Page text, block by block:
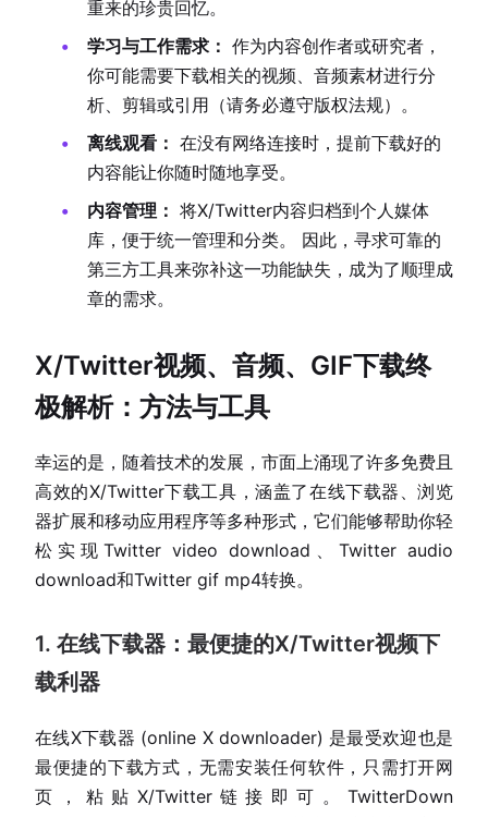
重来的珍贵回忆。
学习与工作需求： 作为内容创作者或研究者，
你可能需要下载相关的视频、音频素材进行分
析、剪辑或引用（请务必遵守版权法规）。
离线观看： 在没有网络连接时，提前下载好的
内容能让你随时随地享受。
内容管理： 将X/Twitter内容归档到个人媒体
库，便于统一管理和分类。 因此，寻求可靠的
第三方工具来弥补这一功能缺失，成为了顺理成
章的需求。
X/Twitter视频、音频、GIF下载终
极解析：方法与工具
幸运的是，随着技术的发展，市面上涌现了许多免费且
高效的X/Twitter下载工具，涵盖了在线下载器、浏览
器扩展和移动应用程序等多种形式，它们能够帮助你轻
松实现Twitter video download、Twitter audio
download和Twitter gif mp4转换。
1. 在线下载器：最便捷的X/Twitter视频下
载利器
在线X下载器 (online X downloader) 是最受欢迎也是
最便捷的下载方式，无需安装任何软件，只需打开网
页，粘贴X/Twitter链接即可。TwitterDown